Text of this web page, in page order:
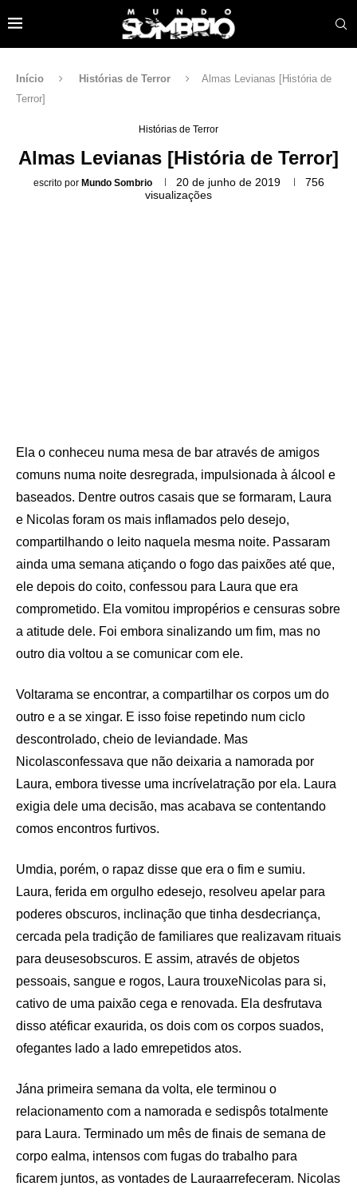
Início Histórias de Terror
Almas Levianas [História de
Terror]
Histórias de Terror
Almas Levianas [História de Terror]
escrito por Mundo Sombrio 20 de junho de 2019
756
visualizações
Ela o conheceu numa mesa de bar através de amigos
comuns numa noite desregrada, impulsionada à álcool e
baseados. Dentre outros casais que se formaram, Laura
e Nicolas foram os mais inflamados pelo desejo,
compartilhando o leito naquela mesma noite. Passaram
ainda uma semana atiçando o fogo das paixões até que,
ele depois do coito, confessou para Laura que era
comprometido. Ela vomitou impropérios e censuras sobre
a atitude dele. Foi embora sinalizando um fim, mas no
outro dia voltou a se comunicar com ele.
Voltarama se encontrar, a compartilhar os corpos um do
outro e a se xingar. E isso foise repetindo num ciclo
descontrolado, cheio de leviandade. Mas
Nicolasconfessava que não deixaria a namorada por
Laura, embora tivesse uma incrívelatração por ela. Laura
exigia dele uma decisão, mas acabava se contentando
comos encontros furtivos.
Umdia, porém, o rapaz disse que era o fim e sumiu.
Laura, ferida em orgulho edesejo, resolveu apelar para
poderes obscuros, inclinação que tinha desdecriança,
cercada pela tradição de familiares que realizavam rituais
para deusesobscuros. E assim, através de objetos
pessoais, sangue e rogos, Laura trouxeNicolas para si,
cativo de uma paixão cega e renovada. Ela desfrutava
disso atéficar exaurida, os dois com os corpos suados,
ofegantes lado a lado emrepetidos atos.
Jána primeira semana da volta, ele terminou o
relacionamento com a namorada e sedispôs totalmente
para Laura. Terminado um mês de finais de semana de
corpo ealma, intensos com fugas do trabalho para
ficarem juntos, as vontades de Lauraarrefeceram. Nicolas